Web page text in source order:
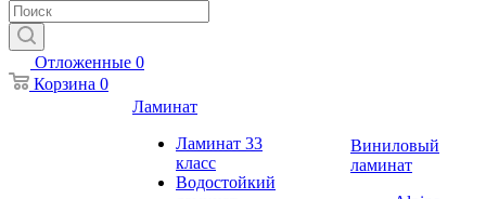
Отложенные 0
Корзина 0
Ламинат
Ламинат 33
класс
Водостойкий
Виниловый
ламинат